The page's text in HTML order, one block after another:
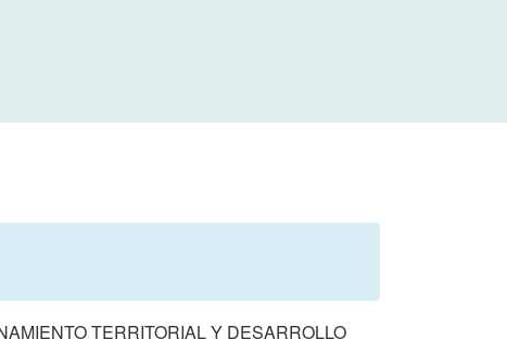
TERRITORIAL Y DESARROLLO